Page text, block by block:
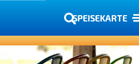
SPEISEKARTE